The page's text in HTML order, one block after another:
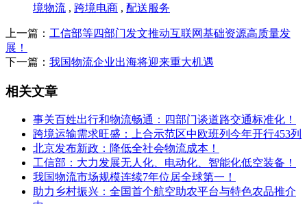
境物流 , 跨境电商 , 配送服务
上一篇： 工信部等四部门发文推动互联网基础资源高质量发
展！
下一篇： 我国物流企业出海将迎来重大机遇
相关文章
事关百姓出行和物流畅通：四部门谈道路交通标准化！
跨境运输需求旺盛：上合示范区中欧班列今年开行453列
北京发布新政：降低全社会物流成本！
工信部：大力发展无人化、电动化、智能化低空装备！
我国物流市场规模连续7年位居全球第一！
助力乡村振兴：全国首个航空助农平台与特色农品推介